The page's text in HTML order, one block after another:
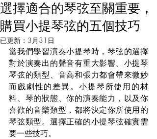
選擇適合的琴弦至關重要，
購買小提琴弦的五個技巧
已更新： 3月31日
當我們學習演奏小提琴時，琴弦的選擇
對於演奏出的聲音有重大影響。小提琴
琴弦的類型、音高和張力都會帶來微妙
而戲劇性的差異。小提琴所使用的材
料、琴的狀態、你的演奏能力，以及你
喜歡的音樂類型，都將決定你所使用的
琴弦類型。選擇正確的小提琴弦確實需
要一些技巧。